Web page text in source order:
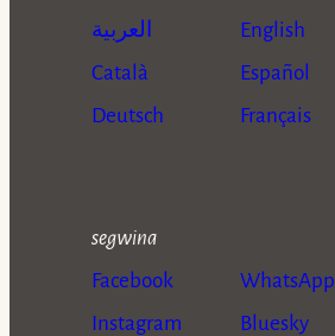
العربية
Català
Deutsch
English
Español
Français
segwina
Facebook
Instagram
WhatsApp
Bluesky